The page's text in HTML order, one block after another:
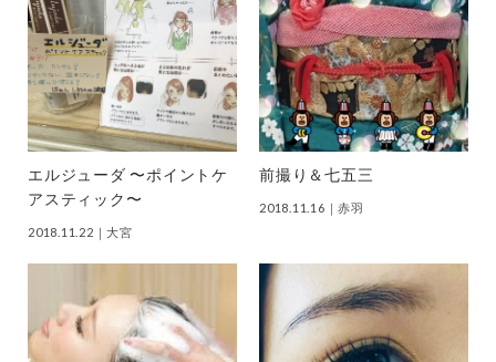
エルジューダ 〜ポイントケ
アスティック〜
2018.11.22 ｜大宮
前撮り＆七五三
2018.11.16 ｜赤羽